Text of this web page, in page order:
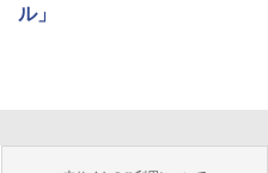
ル」